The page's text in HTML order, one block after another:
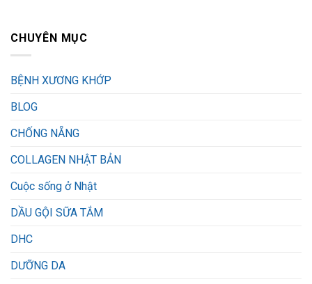
CHUYÊN MỤC
BỆNH XƯƠNG KHỚP
BLOG
CHỐNG NẴNG
COLLAGEN NHẬT BẢN
Cuộc sống ở Nhật
DẦU GỘI SỮA TẮM
DHC
DƯỠNG DA